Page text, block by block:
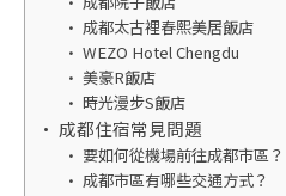
成都太古裡春熙美居飯店
WEZO Hotel Chengdu
美豪R飯店
時光漫步S飯店
成都住宿常見問題
要如何從機場前往成都市區？
成都市區有哪些交通方式？